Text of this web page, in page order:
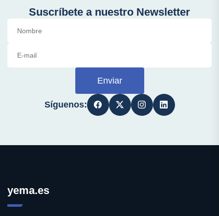
Suscríbete a nuestro Newsletter
Enviar
Síguenos:
yema.es